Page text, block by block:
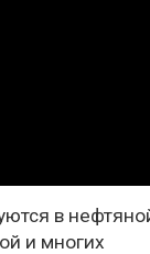
в
и многих